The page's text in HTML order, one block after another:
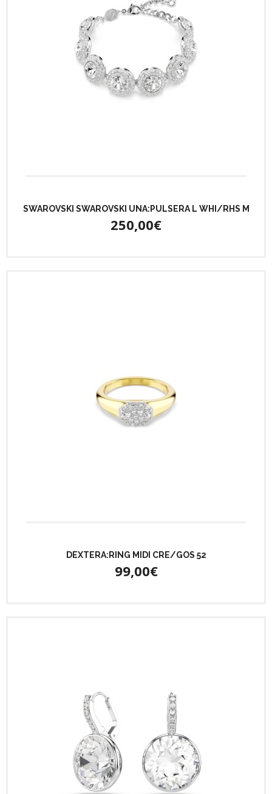
SWAROVSKI SWAROVSKI UNA:PULSERA L WHI/RHS M
250,00€
DEXTERA:RING MIDI CRE/GOS 52
99,00€